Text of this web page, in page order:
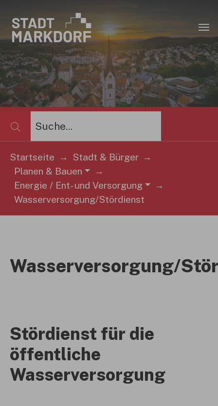
Sie sind hier:
Startseite
Stadt & Bürger
Planen & Bauen
Energie / Ent- und Versorgung
Wasserversorgung/Stördienst
Wasserversorgung/
Stördienst für die
öffentliche
Wasserversorgung
×